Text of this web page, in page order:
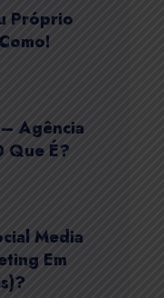
Próprio
Agência
Que É?
Media
Em